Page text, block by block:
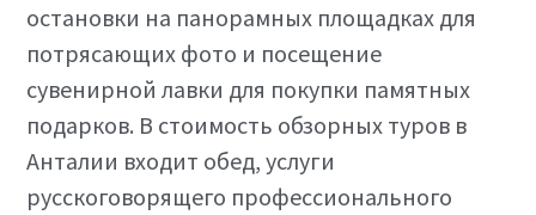
остановки на панорамных площадках для
потрясающих фото и посещение
сувенирной лавки для покупки памятных
подарков. В стоимость обзорных туров в
Анталии входит обед, услуги
русскоговорящего профессионального